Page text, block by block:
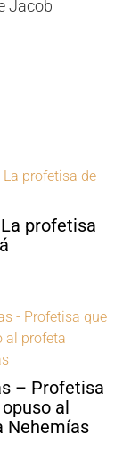
Jacob
profetisa
– Profetisa
al
Nehemías